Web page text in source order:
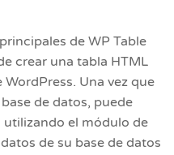
de WP Table
crear una tabla HTML
Una vez que
de datos, puede
el módulo de
de su base de datos